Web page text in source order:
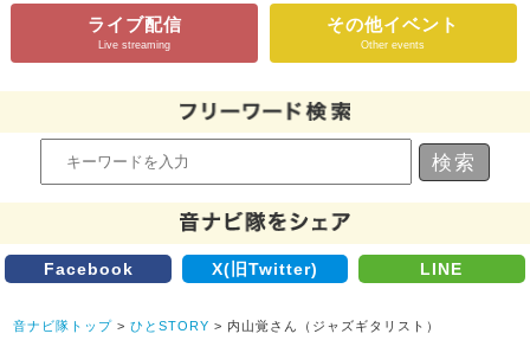
ライブ配信
Live streaming
その他イベント
Other events
Facebook X(旧Twitter) LINE
音ナビ隊トップ >ひとSTORY > 内山覚さん（ジャズギタリスト）